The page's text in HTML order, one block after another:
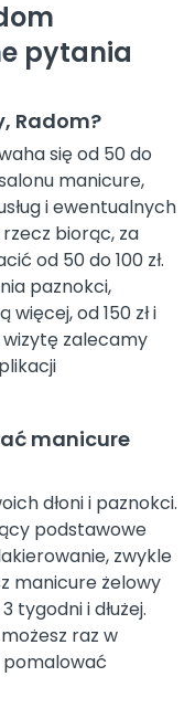
pytania
Radom?
się od 50 do
manicure,
i ewentualnych
biorąc, za
od 50 do 100 zł.
paznokci,
od 150 zł i
wizytę zalecamy
manicure
dłoni i paznokci.
podstawowe
zwykle
manicure żelowy
tygodni i dłużej.
raz w
pomalować